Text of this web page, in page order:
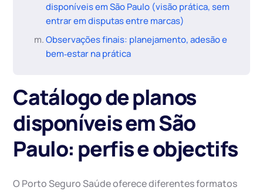
disponíveis em São Paulo (visão prática, sem
entrar em disputas entre marcas)
Observações finais: planejamento, adesão e
bem‑estar na prática
Catálogo de planos
disponíveis em São
Paulo: perfis e objectifs
O Porto Seguro Saúde oferece diferentes formatos